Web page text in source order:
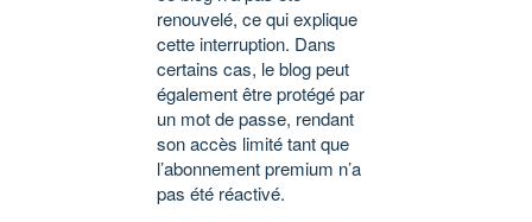
renouvelé, ce qui explique
cette interruption. Dans
certains cas, le blog peut
également être protégé par
un mot de passe, rendant
son accès limité tant que
l’abonnement premium n’a
pas été réactivé.